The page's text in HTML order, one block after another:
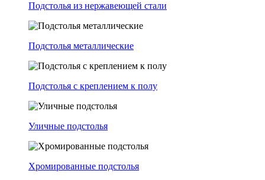
Подстолья из нержавеющей стали
Подстолья металлические
Подстолья с креплением к полу
Уличные подстолья
Хромированные подстолья